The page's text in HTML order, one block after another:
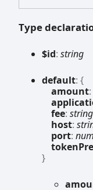
Type
$id: string
default: {
amount:
fee: string
host:
port:
}